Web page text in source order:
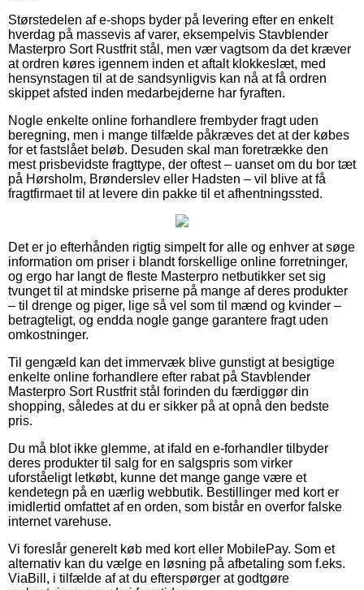
Størstedelen af e-shops byder på levering efter en enkelt
hverdag på massevis af varer, eksempelvis Stavblender
Masterpro Sort Rustfrit stål, men vær vagtsom da det kræver
at ordren køres igennem inden et aftalt klokkeslæt, med
hensynstagen til at de sandsynligvis kan nå at få ordren
skippet afsted inden medarbejderne har fyraften.
Nogle enkelte online forhandlere frembyder fragt uden
beregning, men i mange tilfælde påkræves det at der købes
for et fastslået beløb. Desuden skal man foretrække den
mest prisbevidste fragttype, der oftest – uanset om du bor tæt
på Hørsholm, Brønderslev eller Hadsten – vil blive at få
fragtfirmaet til at levere din pakke til et afhentningssted.
Det er jo efterhånden rigtig simpelt for alle og enhver at søge
information om priser i blandt forskellige online forretninger,
og ergo har langt de fleste Masterpro netbutikker set sig
tvunget til at mindske priserne på mange af deres produkter
– til drenge og piger, lige så vel som til mænd og kvinder –
betragteligt, og endda nogle gange garantere fragt uden
omkostninger.
Til gengæld kan det immervæk blive gunstigt at besigtige
enkelte online forhandlere efter rabat på Stavblender
Masterpro Sort Rustfrit stål forinden du færdiggør din
shopping, således at du er sikker på at opnå den bedste
pris.
Du må blot ikke glemme, at ifald en e-forhandler tilbyder
deres produkter til salg for en salgspris som virker
uforståeligt letkøbt, kunne det mange gange være et
kendetegn på en uærlig webbutik. Bestillinger med kort er
imidlertid omfattet af en orden, som bistår en overfor falske
internet varehuse.
Vi foreslår generelt køb med kort eller MobilePay. Som et
alternativ kan du vælge en løsning på afbetaling som f.eks.
ViaBill, i tilfælde af at du efterspørger at godtgøre